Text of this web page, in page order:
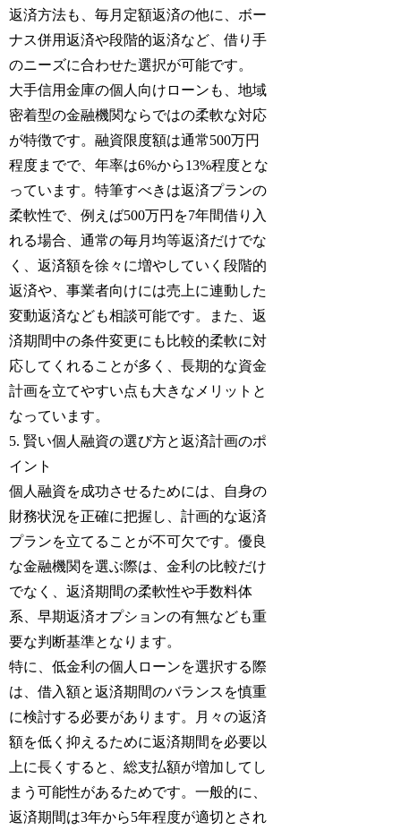
返済方法も、毎月定額返済の他に、ボー
ナス併用返済や段階的返済など、借り手
のニーズに合わせた選択が可能です。
大手信用金庫の個人向けローンも、地域
密着型の金融機関ならではの柔軟な対応
が特徴です。融資限度額は通常500万円
程度までで、年率は6%から13%程度とな
っています。特筆すべきは返済プランの
柔軟性で、例えば500万円を7年間借り入
れる場合、通常の毎月均等返済だけでな
く、返済額を徐々に増やしていく段階的
返済や、事業者向けには売上に連動した
変動返済なども相談可能です。また、返
済期間中の条件変更にも比較的柔軟に対
応してくれることが多く、長期的な資金
計画を立てやすい点も大きなメリットと
なっています。
5. 賢い個人融資の選び方と返済計画のポ
イント
個人融資を成功させるためには、自身の
財務状況を正確に把握し、計画的な返済
プランを立てることが不可欠です。優良
な金融機関を選ぶ際は、金利の比較だけ
でなく、返済期間の柔軟性や手数料体
系、早期返済オプションの有無なども重
要な判断基準となります。
特に、低金利の個人ローンを選択する際
は、借入額と返済期間のバランスを慎重
に検討する必要があります。月々の返済
額を低く抑えるために返済期間を必要以
上に長くすると、総支払額が増加してし
まう可能性があるためです。一般的に、
返済期間は3年から5年程度が適切とされ